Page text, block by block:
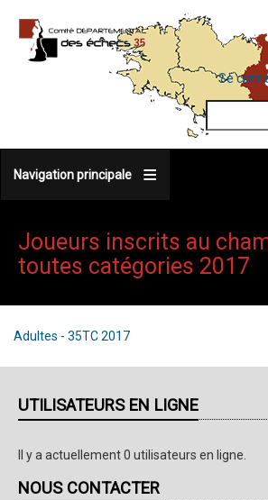
contenu
MENU
DU
DE
Se
Navigation principale
Joueurs inscrits au
toutes catégories 2017
Adultes - 35TC 2017
UTILISATEURS EN LIGNE
Il y a actuellement 0 utilisateurs en ligne.
NOUS CONTACTER